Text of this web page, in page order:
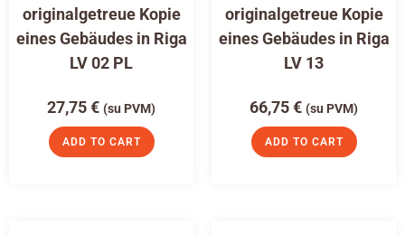
originalgetreue Kopie
eines Gebäudes in Riga
LV 02 PL
27,75€ (su PVM)
ADD TO CART
originalgetreue Kopie
eines Gebäudes in Riga
LV 13
66,75€ (su PVM)
ADD TO CART